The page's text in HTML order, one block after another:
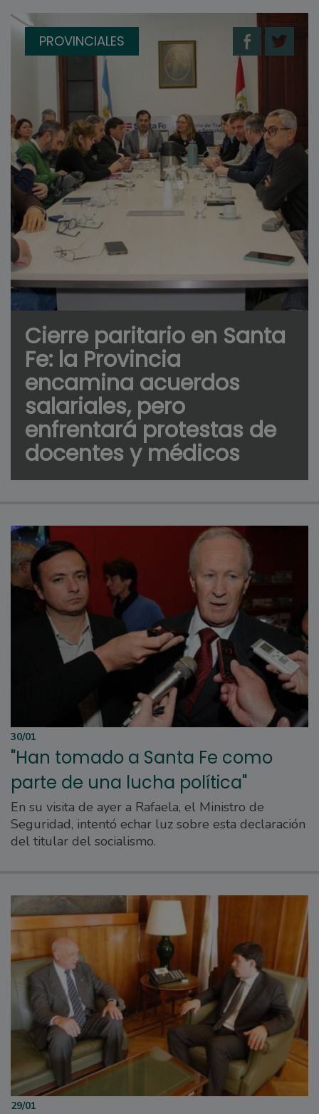
PROVINCIALES
Cierre paritario en Santa
Fe: la Provincia
encamina acuerdos
salariales, pero
enfrentará protestas de
docentes y médicos
30/01
"Han tomado a Santa Fe como
parte de una lucha política"
En su visita de ayer a Rafaela, el Ministro de
Seguridad, intentó echar luz sobre esta declaración
del titular del socialismo.
29/01